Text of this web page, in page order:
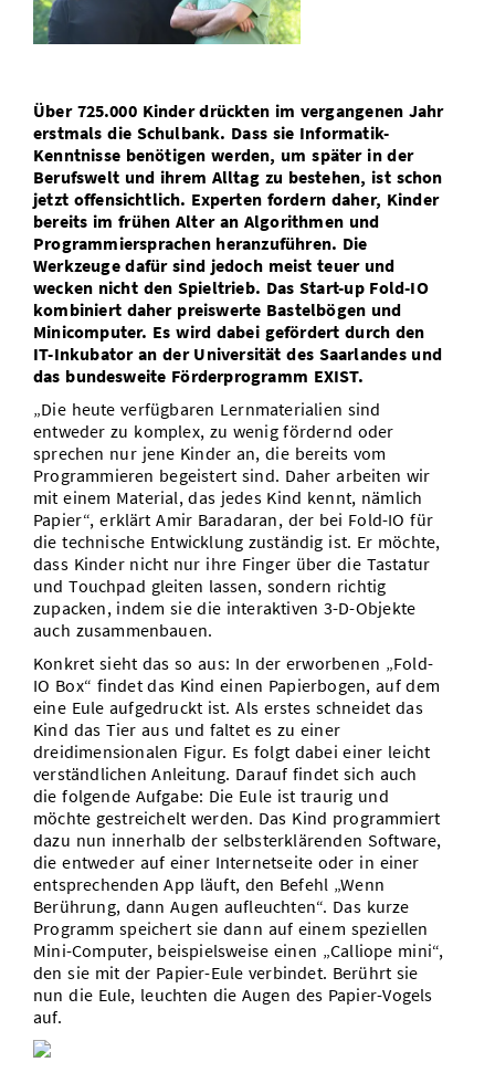
Vom Studium in den Beruf
Study Scheduler
Bibliothek
Start-ups
IT-Themenabend
Preise, Auszeichnungen und Förderungen
SIC Merchandise
SIC Podcast
Anfahrt
Termine, Vorträge und Veranstaltungen
Alumni
Über 725.000 Kinder drückten im vergangenen Jahr
erstmals die Schulbank. Dass sie Informatik-
Kenntnisse benötigen werden, um später in der
Berufswelt und ihrem Alltag zu bestehen, ist schon
jetzt offensichtlich. Experten fordern daher, Kinder
bereits im frühen Alter an Algorithmen und
Programmiersprachen heranzuführen. Die
Werkzeuge dafür sind jedoch meist teuer und
wecken nicht den Spieltrieb. Das Start-up Fold-IO
kombiniert daher preiswerte Bastelbögen und
Minicomputer. Es wird dabei gefördert durch den
IT-Inkubator an der Universität des Saarlandes und
das bundesweite Förderprogramm EXIST.
„Die heute verfügbaren Lernmaterialien sind
entweder zu komplex, zu wenig fördernd oder
sprechen nur jene Kinder an, die bereits vom
Programmieren begeistert sind. Daher arbeiten wir
mit einem Material, das jedes Kind kennt, nämlich
Papier“, erklärt Amir Baradaran, der bei Fold-IO für
die technische Entwicklung zuständig ist. Er möchte,
dass Kinder nicht nur ihre Finger über die Tastatur
und Touchpad gleiten lassen, sondern richtig
zupacken, indem sie die interaktiven 3-D-Objekte
auch zusammenbauen.
Konkret sieht das so aus: In der erworbenen „Fold-
IO Box“ findet das Kind einen Papierbogen, auf dem
eine Eule aufgedruckt ist. Als erstes schneidet das
Kind das Tier aus und faltet es zu einer
dreidimensionalen Figur. Es folgt dabei einer leicht
verständlichen Anleitung. Darauf findet sich auch
die folgende Aufgabe: Die Eule ist traurig und
möchte gestreichelt werden. Das Kind programmiert
dazu nun innerhalb der selbsterklärenden Software,
die entweder auf einer Internetseite oder in einer
entsprechenden App läuft, den Befehl „Wenn
Berührung, dann Augen aufleuchten“. Das kurze
Programm speichert sie dann auf einem speziellen
Mini-Computer, beispielsweise einen „Calliope mini“,
den sie mit der Papier-Eule verbindet. Berührt sie
nun die Eule, leuchten die Augen des Papier-Vogels
auf.